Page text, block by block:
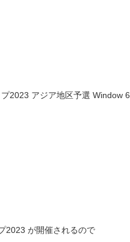
2023 アジア地区予選 Window 6
2023 が開催されるので